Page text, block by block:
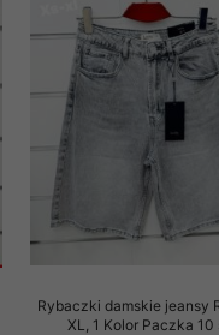
Rybaczki damskie jeansy
XL, 1 Kolor Paczka 10